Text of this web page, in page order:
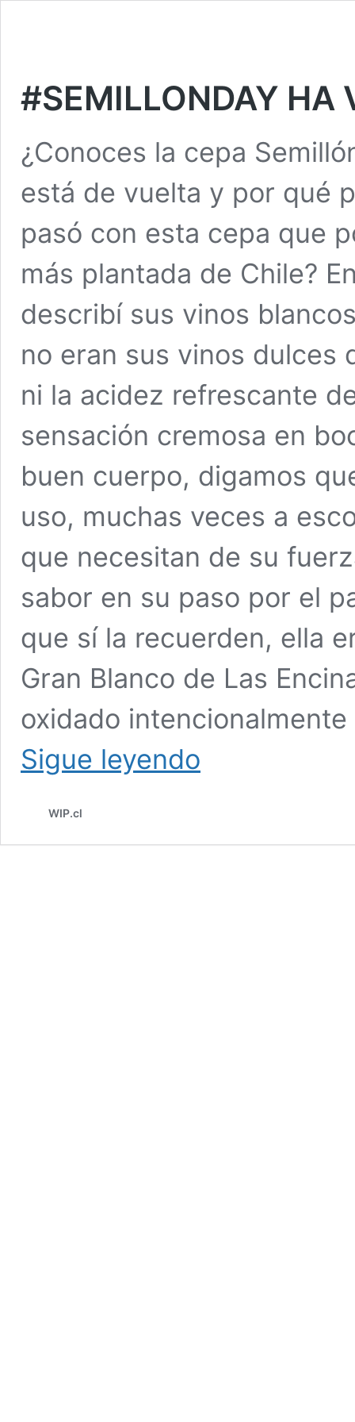
#SEMILLONDAY HA
¿Conoces la cepa
está de vuelta y por qué
pasó con esta cepa que
más plantada de Chile?
describí sus vinos
no eran sus vinos dulces
ni la acidez refrescante
sensación cremosa en
buen cuerpo, digamos
uso, muchas veces a
que necesitan de su
sabor en su paso por el
que sí la recuerden, ella
Gran Blanco de Las
oxidado
Sigue leyendo
WIP.cl